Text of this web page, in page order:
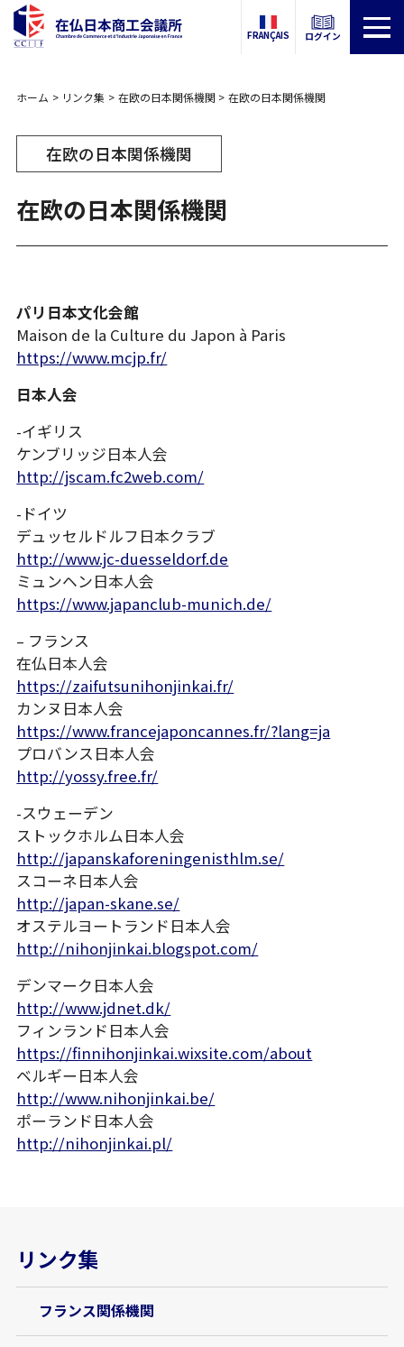
FRANÇAIS ログイン
ホーム リンク集 在欧の日本関係機関 在欧の日本関係機関
在欧の日本関係機関
在欧の日本関係機関
パリ日本文化会館
Maison de la Culture du Japon à Paris
https://www.mcjp.fr/
日本人会
-イギリス
ケンブリッジ日本人会
http://jscam.fc2web.com/
-ドイツ
デュッセルドルフ日本クラブ
http://www.jc-duesseldorf.de
ミュンヘン日本人会
https://www.japanclub-munich.de/
– フランス
在仏日本人会
https://zaifutsunihonjinkai.fr/
カンヌ日本人会
https://www.francejaponcannes.fr/?lang=ja
プロバンス日本人会
http://yossy.free.fr/
-スウェーデン
ストックホルム日本人会
http://japanskaforeningenisthlm.se/
スコーネ日本人会
http://japan-skane.se/
オステルヨートランド日本人会
http://nihonjinkai.blogspot.com/
デンマーク日本人会
http://www.jdnet.dk/
フィンランド日本人会
https://finnihonjinkai.wixsite.com/about
ベルギー日本人会
http://www.nihonjinkai.be/
ポーランド日本人会
http://nihonjinkai.pl/
リンク集
フランス関係機関